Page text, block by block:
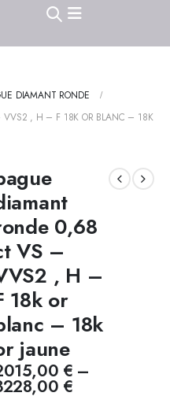
DIAMANT RONDE
, H – F 18K OR BLANC – 18K
0,68
VS –
, H –
18k or
– 18k
jaune
€ –
€